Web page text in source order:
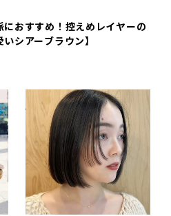
おすすめ！控えめレイヤーの
シアーブラウン】